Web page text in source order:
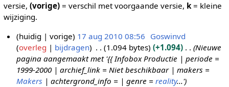
versie, (vorige)= verschil met voorgaande versie, k= kleine
wijziging.
huidig vorige 17 aug 2010 08:56 Goswinvd
overleg
bijdragen 1.094 bytes +1.094
Nieuwe
pagina aangemaakt met '{{ Infobox Productie | periode =
1999-2000 | archief_link = Niet beschikbaar | makers =
Makers | achtergrond_info = | genre =reality...'